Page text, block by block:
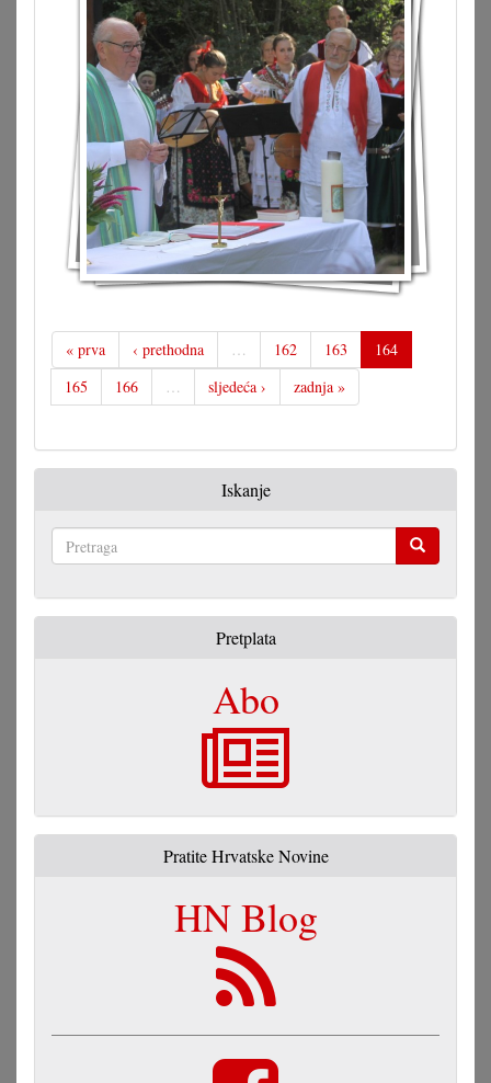
« prva ‹ prethodna … 162 163
164
165
166 … sljedeća › zadnja »
Iskanje
Pretplata
Abo
Pratite Hrvatske Novine
HN Blog